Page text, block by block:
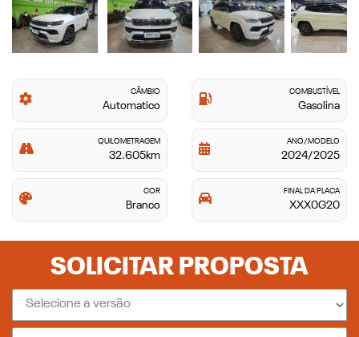
CÂMBIO
Automatico
COMBUSTÍVEL
Gasolina
QUILOMETRAGEM
32.605km
ANO/MODELO
2024/2025
COR
Branco
FINAL DA PLACA
XXX0G20
SOLICITAR PROPOSTA